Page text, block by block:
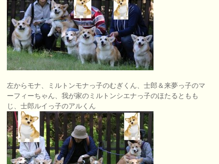
左からモナ、ミルトンモナっ子のむぎくん、士郎＆来夢っ子のマ
ーフィーちゃん、我が家のミルトンシエナっ子のほたるともも
じ、士郎ルイっ子のアルくん